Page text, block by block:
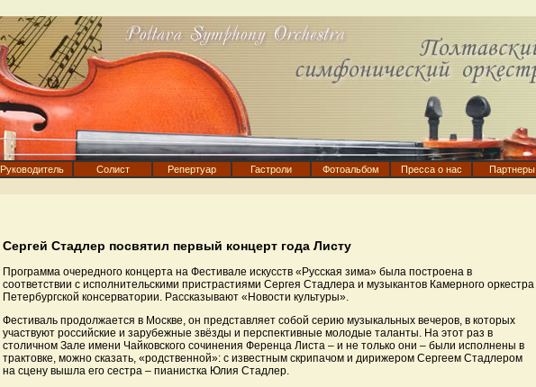
Руководитель Солист Репертуар Гастроли Фотоальбом Пресса о нас Партнеры
Сергей Стадлер посвятил первый концерт года Листу
Программа очередного концерта на Фестивале искусств «Русская зима» была построена в
соответствии с исполнительскими пристрастиями Сергея Стадлера и музыкантов Камерного оркестра
Петербургской консерватории. Рассказывают «Новости культуры».
Фестиваль продолжается в Москве, он представляет собой серию музыкальных вечеров, в которых
участвуют российские и зарубежные звёзды и перспективные молодые таланты. На этот раз в
столичном Зале имени Чайковского сочинения Ференца Листа – и не только они – были исполнены в
трактовке, можно сказать, «родственной»: с известным скрипачом и дирижером Сергеем Стадлером
на сцену вышла его сестра – пианистка Юлия Стадлер.